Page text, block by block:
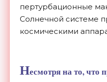
пертурбационные
Солнечной системе
космическими
Несмотря на то, что